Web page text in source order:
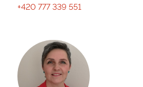
+420 777 339 551